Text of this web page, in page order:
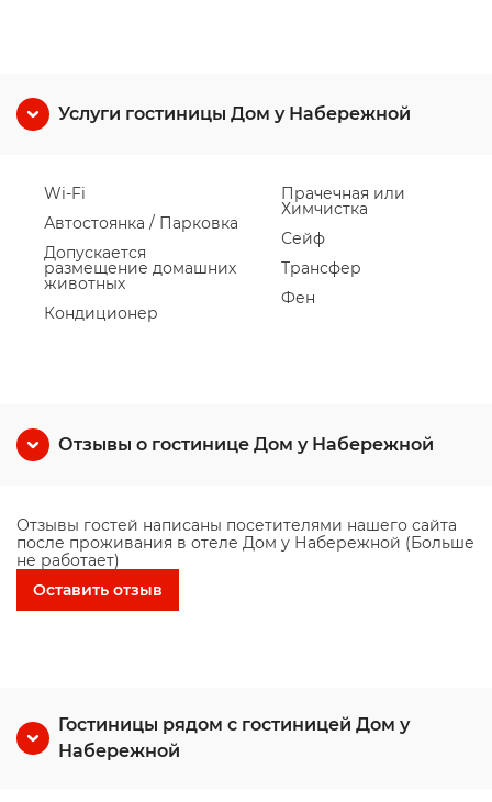
Услуги гостиницы Дом у Набережной
Wi-Fi
Автостоянка / Парковка
Допускается
размещение домашних
животных
Кондиционер
Прачечная или
Химчистка
Сейф
Трансфер
Фен
Отзывы о гостинице Дом у Набережной
Отзывы гостей написаны посетителями нашего сайта
после проживания в отеле Дом у Набережной (Больше
не работает)
Оставить отзыв
Гостиницы рядом с гостиницей Дом у
Набережной